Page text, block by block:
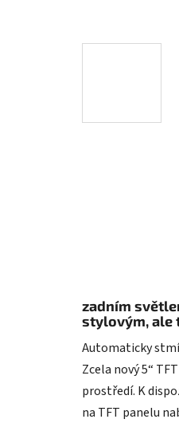
zadním
stylovým, ale
Automaticky
Zcela nový 5“
prostředí. K
na TFT panelu